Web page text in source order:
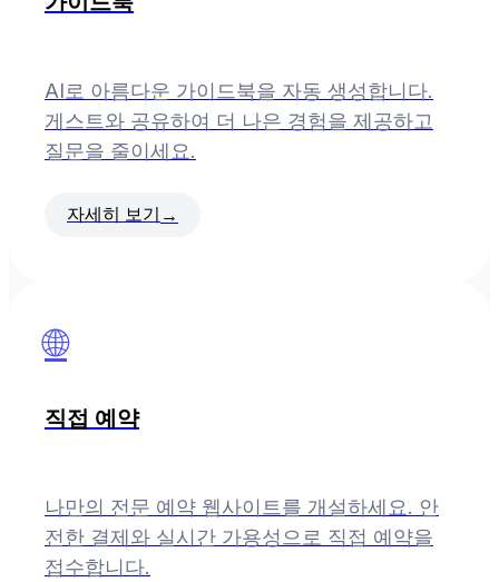
AI로 아름다운 가이드북을 자동 생성합니다.
게스트와 공유하여 더 나은 경험을 제공하고
질문을 줄이세요.
자세히 보기 →
🌐
직접 예약
나만의 전문 예약 웹사이트를 개설하세요. 안
전한 결제와 실시간 가용성으로 직접 예약을
접수합니다.